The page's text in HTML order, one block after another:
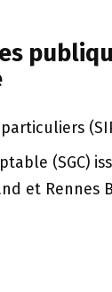
(SGC)
et Rennes